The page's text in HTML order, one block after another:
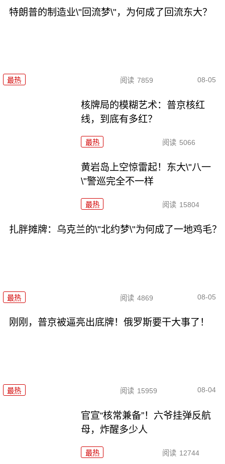
特朗普的制造业\"回流梦\"，为何成了回流东大？
最热 阅读 7859 08-05
核牌局的模糊艺术：普京核红
线，到底有多红？
最热 阅读 5066
黄岩岛上空惊雷起！东大\"八一
\"警巡完全不一样
最热 阅读 15804
扎胖摊牌：乌克兰的\"北约梦\"为何成了一地鸡毛？
最热 阅读 4869 08-05
刚刚，普京被逼亮出底牌！俄罗斯要干大事了！
最热 阅读 15959 08-04
官宣“核常兼备”！六爷挂弹反航
母，炸醒多少人
最热 阅读 12744